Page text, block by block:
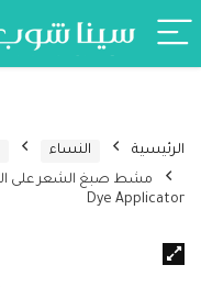
الرئيسية النساء
Dye Applicator